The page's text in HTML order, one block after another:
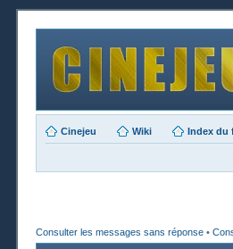
Cinejeu Wiki Index du
Consulter les messages sans réponse •